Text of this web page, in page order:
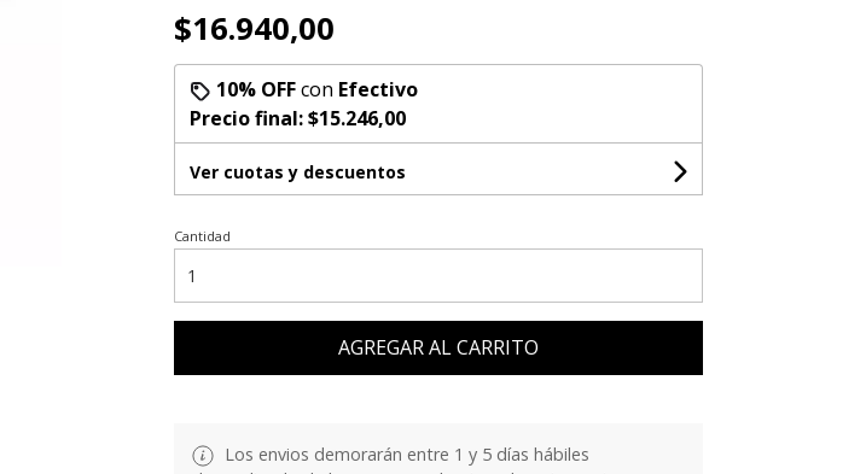
$16.940,00
10% OFFcon Efectivo
Precio final:$15.246,00
Ver cuotas y descuentos
Cantidad
AGREGAR AL CARRITO
Los envios demorarán entre 1 y 5 días hábiles